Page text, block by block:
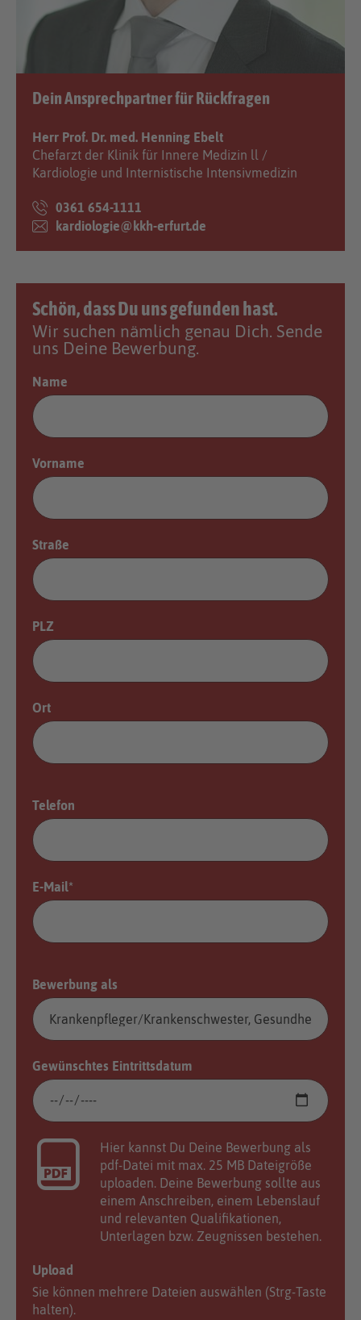
Dein Ansprechpartner für Rückfragen
Herr Prof. Dr. med. Henning Ebelt
Chefarzt der Klinik für Innere Medizin ll /
Kardiologie und Internistische Intensivmedizin
0361 654-1111
kardiologie@kkh-erfurt.de
Schön, dass Du uns gefunden hast.
Wir suchen nämlich genau Dich. Sende
uns Deine Bewerbung.
Name
Vorname
Straße
PLZ
Ort
Telefon
E-Mail*
Bewerbung als
Gewünschtes Eintrittsdatum
Hier kannst Du Deine Bewerbung als
pdf-Datei mit max. 25 MB Dateigröße
uploaden. Deine Bewerbung sollte aus
einem Anschreiben, einem Lebenslauf
und relevanten Qualifikationen,
Unterlagen bzw. Zeugnissen bestehen.
Upload
Sie können mehrere Dateien auswählen (Strg-Taste
halten).